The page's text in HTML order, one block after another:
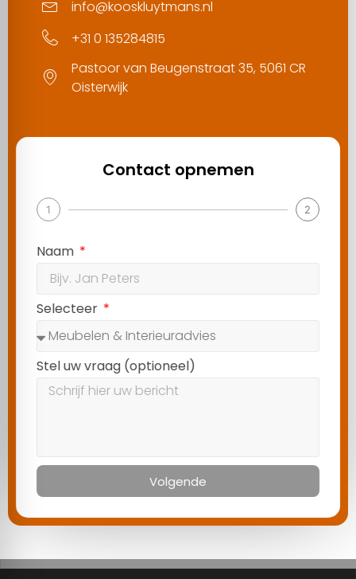
info@kooskluytmans.nl
+31 0 135284815
Pastoor van Beugenstraat 35, 5061 CR
Oisterwijk
Contact opnemen
1 2
Naam
Selecteer
Stel uw vraag (optioneel)
Volgende